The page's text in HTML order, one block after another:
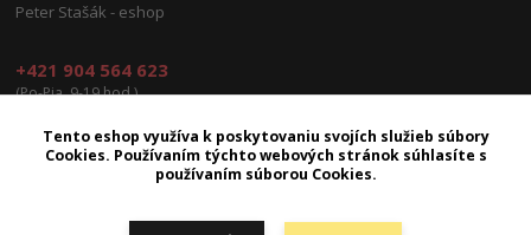
Peter Stašák - eshop
+421 904 564 623
(Po-Pia, 9-19 hod.)
info@peterproduction.sk
Tento eshop využíva k poskytovaniu svojích služieb súbory
Cookies. Používaním týchto webových stránok súhlasíte s
používaním súborou Cookies.